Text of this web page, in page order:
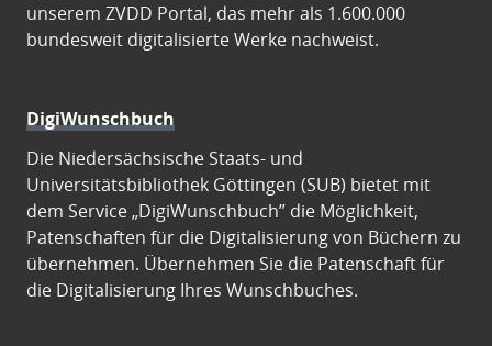
unserem ZVDD Portal, das mehr als 1.600.000
bundesweit digitalisierte Werke nachweist.
DigiWunschbuch
Die Niedersächsische Staats- und
Universitätsbibliothek Göttingen (SUB) bietet mit
dem Service „DigiWunschbuch” die Möglichkeit,
Patenschaften für die Digitalisierung von Büchern zu
übernehmen. Übernehmen Sie die Patenschaft für
die Digitalisierung Ihres Wunschbuches.